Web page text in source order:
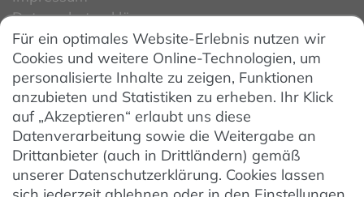
Datenschutzerklärung
Datenschutzeinstellungen
AGB
Barrierefreiheit
Hinweise zur Batterieentsorgung
Entsorgung von Elektro-Altgeräten
Vertrag widerrufen
Für ein optimales Website-Erlebnis nutzen wir
Cookies und weitere Online-Technologien, um
personalisierte Inhalte zu zeigen, Funktionen
anzubieten und Statistiken zu erheben. Ihr Klick
auf „Akzeptieren“ erlaubt uns diese
Datenverarbeitung sowie die Weitergabe an
Drittanbieter (auch in Drittländern) gemäß
unserer Datenschutzerklärung. Cookies lassen